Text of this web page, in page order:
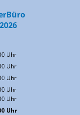
Uhr
08:00 bis 13:00 Uhr
Uhr
08:00 bis 13:00 Uhr
Uhr
08:00 bis 13:00 Uhr
Uhr
08:00 bis 12:00 Uhr
Uhr
14:00 bis 16:00 Uhr
Uhr